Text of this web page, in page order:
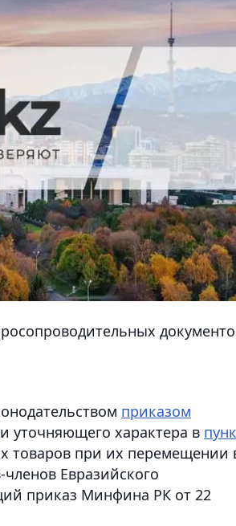
приказом
уточняющего характера в
товаров при их перемещении
Евразийского
приказ Минфина РК от 22